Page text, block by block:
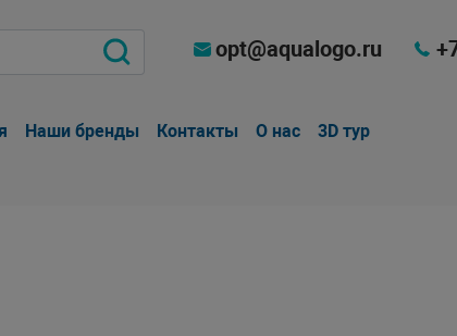
opt@aqualogo.ru
Наши бренды Контакты О нас 3D тур